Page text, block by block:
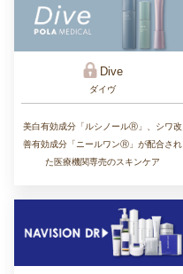
Dive
ダイヴ
美白有効成分「ルシノールⓇ」、シワ改
善有効成分「ニールワンⓇ」が配合され
た医療機関専売のスキンケア